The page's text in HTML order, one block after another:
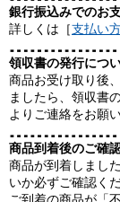
銀行振込みでのお
詳しくは［支払い
領収書の発行につ
商品お受け取り後
ましたら、領収書
よりご連絡をお願
商品到着後のご確
商品が到着しまし
いか必ずご確認くだ